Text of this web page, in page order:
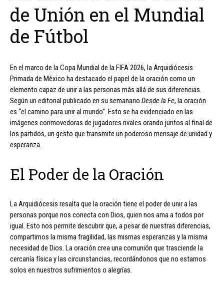
de Unión en el Mundial
de Fútbol
En el marco de la Copa Mundial de la FIFA 2026, la Arquidiócesis
Primada de México ha destacado el papel de la oración como un
elemento capaz de unir a las personas más allá de sus diferencias.
Según un editorial publicado en su semanario Desde la Fe, la oración
es “el camino para unir al mundo”. Esto se ha evidenciado en las
imágenes conmovedoras de jugadores rivales orando juntos al final de
los partidos, un gesto que transmite un poderoso mensaje de unidad y
esperanza.
El Poder de la Oración
La Arquidiócesis resalta que la oración tiene el poder de unir a las
personas porque nos conecta con Dios, quien nos ama a todos por
igual. Esto nos permite descubrir que, a pesar de nuestras diferencias,
compartimos la misma fragilidad, las mismas esperanzas y la misma
necesidad de Dios. La oración crea una comunión que trasciende la
cercanía física y las circunstancias, recordándonos que no estamos
solos en nuestros sufrimientos o alegrías.